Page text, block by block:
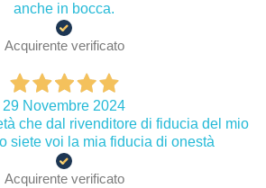
anche in bocca.
Acquirente verificato
29 Novembre 2024
che dal rivenditore di fiducia del mio
siete voi la mia fiducia di onestà
Acquirente verificato